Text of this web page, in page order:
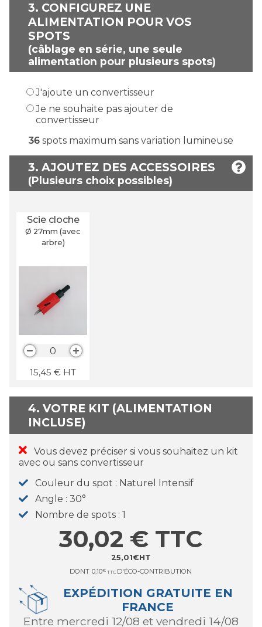
3. CONFIGUREZ UNE
ALIMENTATION POUR VOS
SPOTS
(câblage en série, une seule
alimentation pour plusieurs spots)
J'ajoute un convertisseur
Je ne souhaite pas ajouter de
convertisseur
36spots maximum sans variation lumineuse
3. AJOUTEZ DES ACCESSOIRES
Scie cloche
Ø 27mm (avec
arbre)
0
15,45 € HT
4. VOTRE KIT (ALIMENTATION
INCLUSE)
Vous devez préciser si vous souhaitez un kit
avec ou sans convertisseur
Couleur du spot
Naturel Intensif
Angle
30°
Nombre de spots 1
25,01€HT
30,02 € TTC
DONT 0,10€ TTC D'ÉCO-CONTRIBUTION
EXPÉDITION GRATUITE EN
FRANCE
entre mercredi 12/08 et vendredi 14/08